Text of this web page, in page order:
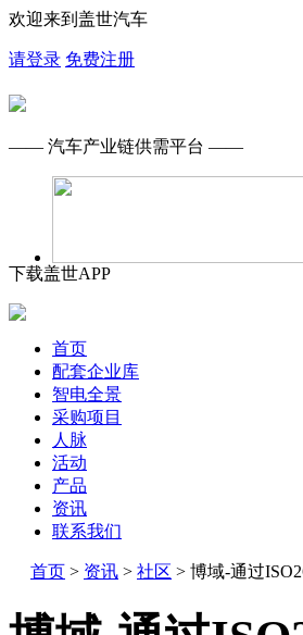
欢迎来到盖世汽车
请登录 免费注册
—— 汽车产业链供需平台 ——
下载盖世APP
首页
配套企业库
智电全景
采购项目
人脉
活动
产品
资讯
联系我们
首页 > 资讯 > 社区 > 博域-通过